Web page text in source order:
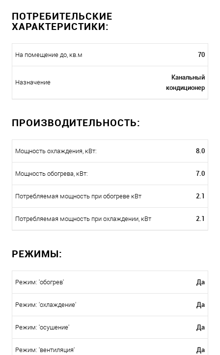
ПОТРЕБИТЕЛЬСКИЕ
ХАРАКТЕРИСТИКИ:
На помещение до, кв.м 70
Назначение
Канальный
кондиционер
ПРОИЗВОДИТЕЛЬНОСТЬ:
Мощность охлаждения, кВт: 8.0
Мощность обогрева, кВт: 7.0
Потребляемая мощность при обогреве кВт 2.1
Потребляемая мощность при охлаждении, кВт 2.1
РЕЖИМЫ:
Режим: 'обогрев' Да
Режим: 'охлаждение' Да
Режим: 'осушение' Да
Режим: 'вентиляция' Да